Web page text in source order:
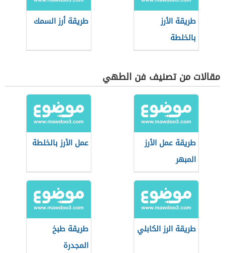
طريقة الأرز
بالخلطة
طريقة أرز السمك
مقالات من تصنيف فن الطهي
طريقة عمل الأرز
المبهر
عمل الأرز بالخلطة
طريقة الرز الكابلي
طريقة طبخ
المجدرة